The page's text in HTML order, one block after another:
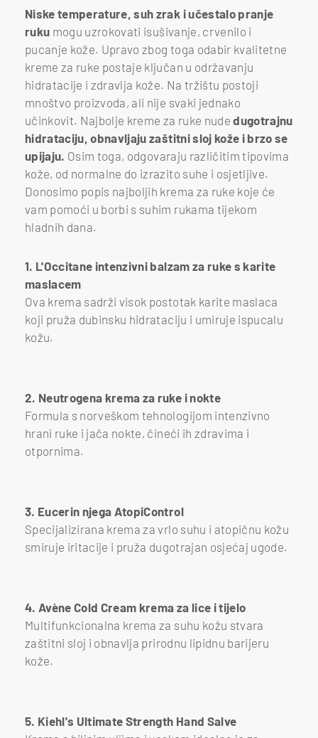
Niske temperature, suh zrak i učestalo pranje
ruku mogu uzrokovati isušivanje, crvenilo i
pucanje kože. Upravo zbog toga odabir kvalitetne
kreme za ruke postaje ključan u održavanju
hidratacije i zdravlja kože. Na tržištu postoji
mnoštvo proizvoda, ali nije svaki jednako
učinkovit. Najbolje kreme za ruke nudedugotrajnu
hidrataciju, obnavljaju zaštitni sloj kože i brzo se
upijaju. Osim toga, odgovaraju različitim tipovima
kože, od normalne do izrazito suhe i osjetljive.
Donosimo popis najboljih krema za ruke koje će
vam pomoći u borbi s suhim rukama tijekom
hladnih dana.
1. L'Occitane intenzivni balzam za ruke s karite
maslacem
Ova krema sadrži visok postotak karite maslaca
koji pruža dubinsku hidrataciju i umiruje ispucalu
kožu.
L'Occitane intenzivni balzam za ruke s karite maslacem
2. Neutrogena krema za ruke i nokte
Formula s norveškom tehnologijom intenzivno
hrani ruke i jača nokte, čineći ih zdravima i
otpornima.
Neutrogena krema za ruke i nokte
3. Eucerin njega AtopiControl
Specijalizirana krema za vrlo suhu i atopičnu kožu
smiruje iritacije i pruža dugotrajan osjećaj ugode.
Eucerin njega AtopiControl
4. Avène Cold Cream krema za lice i tijelo
Multifunkcionalna krema za suhu kožu stvara
zaštitni sloj i obnavlja prirodnu lipidnu barijeru
kože.
Avène Cold Cream krema za lice i tijelo
5. Kiehl's Ultimate Strength Hand Salve